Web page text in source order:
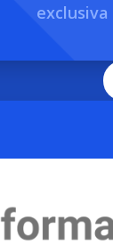
exclusiva